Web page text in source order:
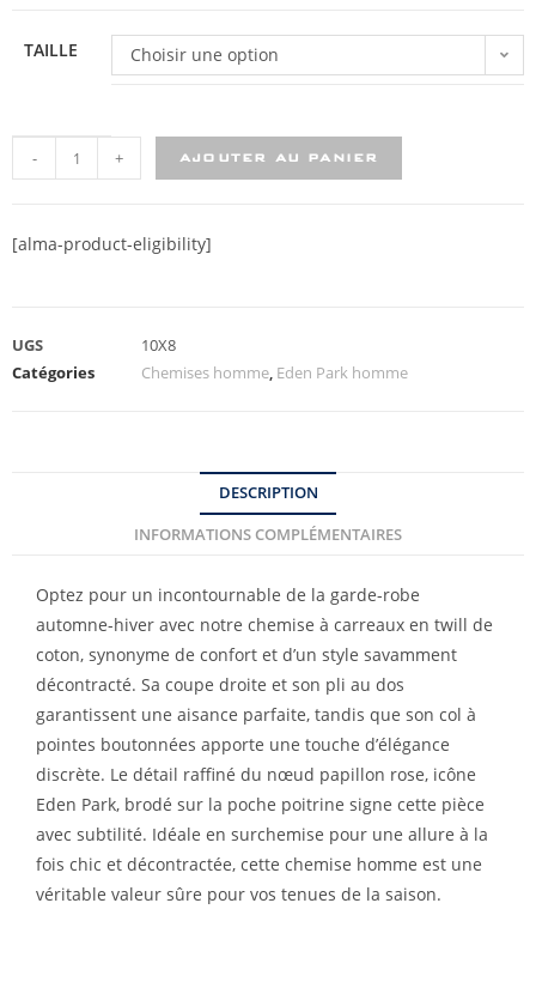
TAILLE Choisir une option
- + AJOUTER AU PANIER
[alma-product-eligibility]
UGS
10X8
Catégories
Chemises homme, Eden Park homme
DESCRIPTION
INFORMATIONS COMPLÉMENTAIRES
Optez pour un incontournable de la garde-robe
automne-hiver avec notre chemise à carreaux en twill de
coton, synonyme de confort et d’un style savamment
décontracté. Sa coupe droite et son pli au dos
garantissent une aisance parfaite, tandis que son col à
pointes boutonnées apporte une touche d’élégance
discrète. Le détail raffiné du nœud papillon rose, icône
Eden Park, brodé sur la poche poitrine signe cette pièce
avec subtilité. Idéale en surchemise pour une allure à la
fois chic et décontractée, cette chemise homme est une
véritable valeur sûre pour vos tenues de la saison.